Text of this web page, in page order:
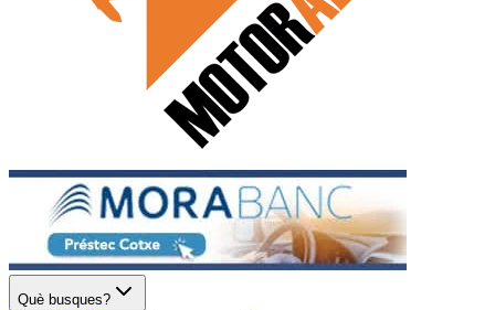
Què busques?